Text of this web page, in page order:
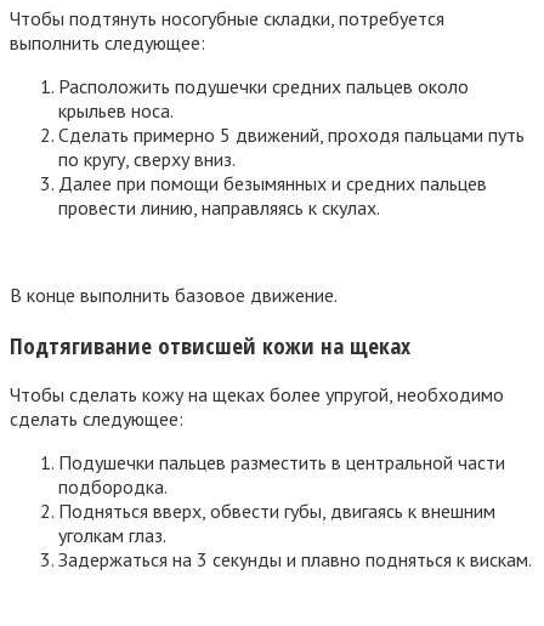
Чтобы подтянуть носогубные складки, потребуется
выполнить следующее:
Расположить подушечки средних пальцев около
крыльев носа.
Сделать примерно 5 движений, проходя пальцами путь
по кругу, сверху вниз.
Далее при помощи безымянных и средних пальцев
провести линию, направляясь к скулах.
В конце выполнить базовое движение.
Подтягивание отвисшей кожи на щеках
Чтобы сделать кожу на щеках более упругой, необходимо
сделать следующее:
Подушечки пальцев разместить в центральной части
подбородка.
Подняться вверх, обвести губы, двигаясь к внешним
уголкам глаз.
Задержаться на 3 секунды и плавно подняться к вискам.